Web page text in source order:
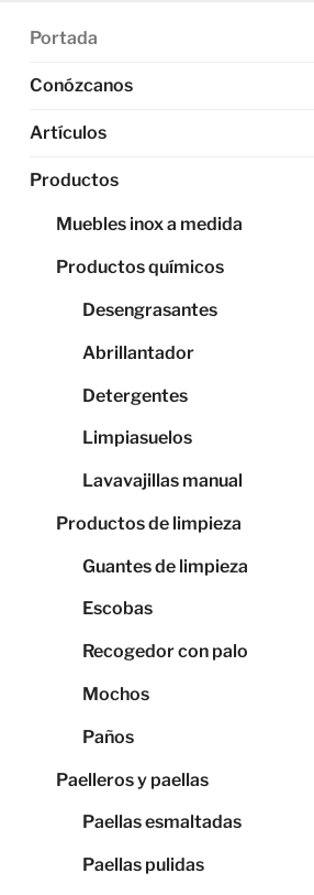
Portada
Conózcanos
Artículos
Productos
Muebles inox a medida
Productos químicos
Desengrasantes
Abrillantador
Detergentes
Limpiasuelos
Lavavajillas manual
Productos de limpieza
Guantes de limpieza
Escobas
Recogedor con palo
Mochos
Paños
Paelleros y paellas
Paellas esmaltadas
Paellas pulidas